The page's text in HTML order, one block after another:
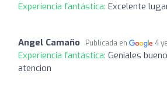
Experiencia fantástica: Excelente
Angel Camaño Publicada en 4
Experiencia fantástica: Geniales
atencion